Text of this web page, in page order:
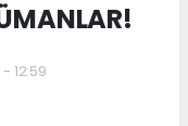
12:59